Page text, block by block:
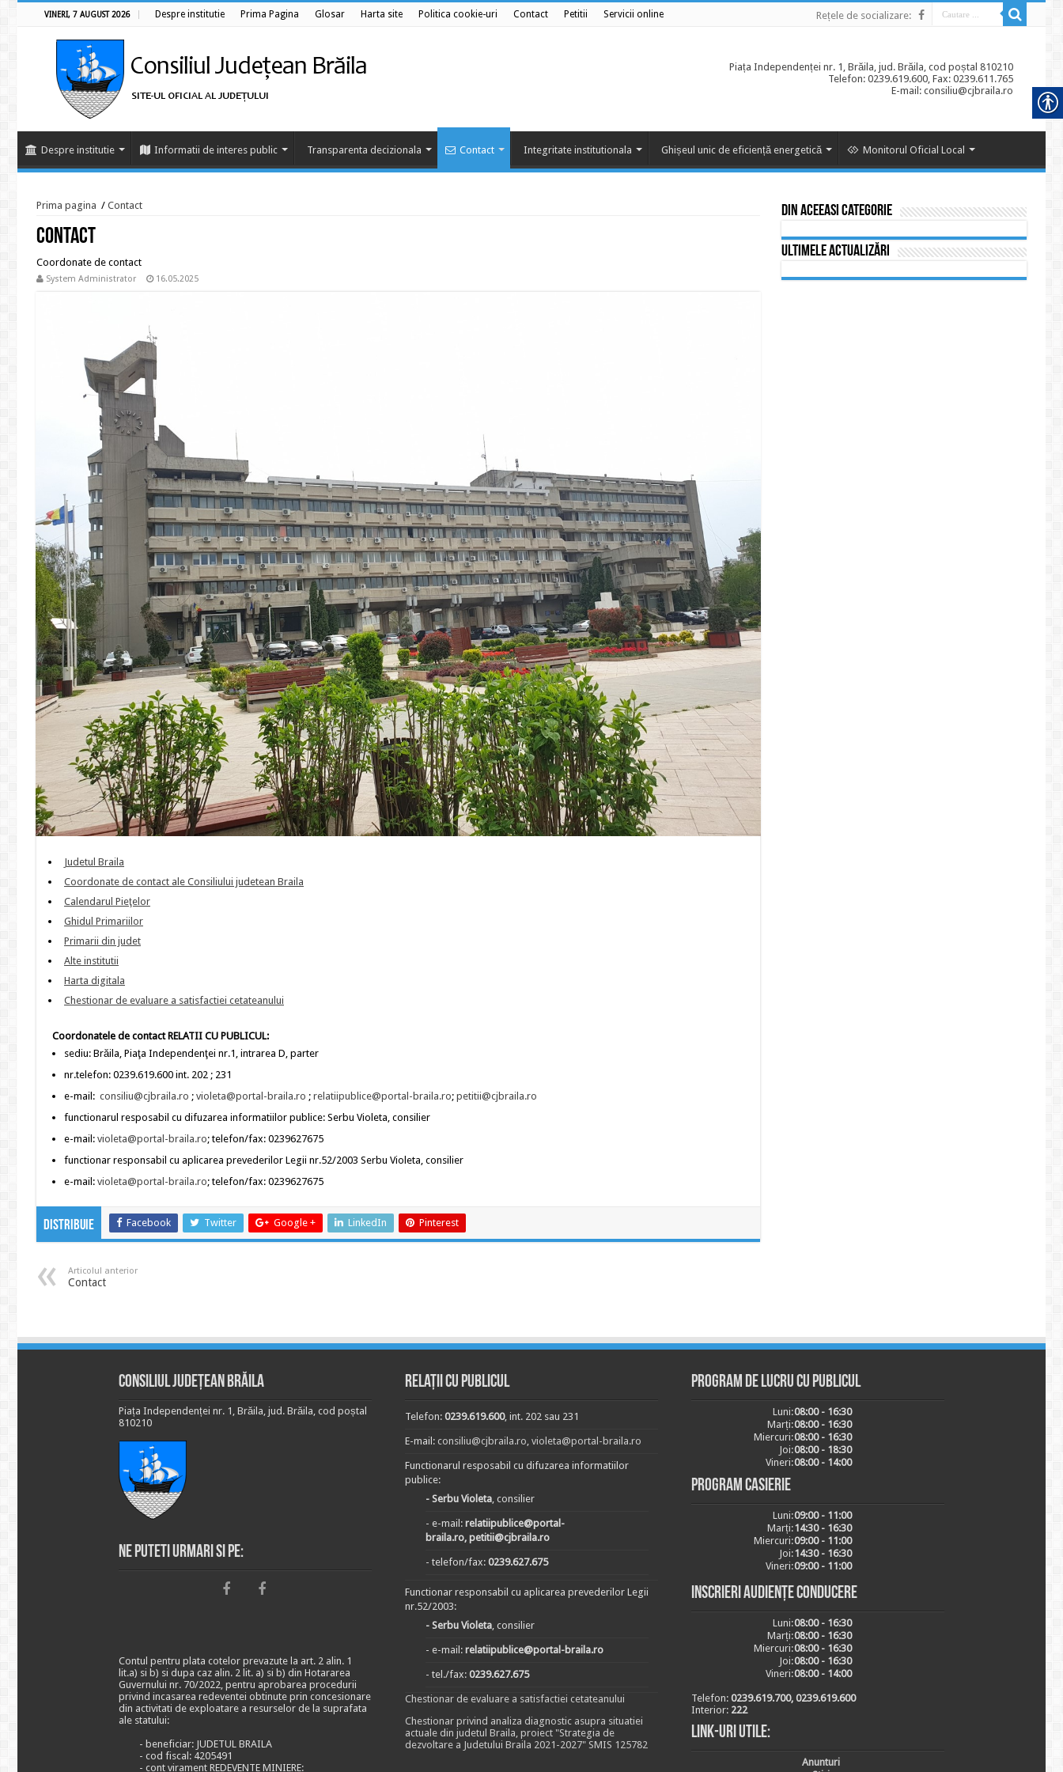
VINERI, 7 AUGUST 2026 Despre institutie Prima Pagina Glosar Harta site Politica cookie-uri Contact Petitii Servicii online Rețele de socializare:
Piața Independenței nr. 1, Brăila, jud. Brăila, cod poștal 810210
Telefon: 0239.619.600, Fax: 0239.611.765
E-mail: consiliu@cjbraila.ro
Despre institutie Informatii de interes public Transparenta decizionala Contact Integritate institutionala Ghișeul unic de eficiență energetică Monitorul Oficial Local
Prima pagina / Contact
Contact
Coordonate de contact
System Administrator 16.05.2025
Judetul Braila
Coordonate de contact ale Consiliului judetean Braila
Calendarul Pieţelor
Ghidul Primariilor
Primarii din judet
Alte institutii
Harta digitala
Chestionar de evaluare a satisfactiei cetateanului
Coordonatele de contact RELATII CU PUBLICUL:
sediu: Brăila, Piaţa Independenţei nr.1, intrarea D, parter
nr.telefon: 0239.619.600 int. 202 ; 231
e-mail: consiliu@cjbraila.ro ; violeta@portal-braila.ro ; relatiipublice@portal-braila.ro; petitii@cjbraila.ro
functionarul resposabil cu difuzarea informatiilor publice: Serbu Violeta, consilier
e-mail: violeta@portal-braila.ro; telefon/fax: 0239627675
functionar responsabil cu aplicarea prevederilor Legii nr.52/2003 Serbu Violeta, consilier
e-mail: violeta@portal-braila.ro; telefon/fax: 0239627675
Distribuie Facebook Twitter Google + LinkedIn Pinterest
Articolul anterior
Contact
Din aceeasi categorie
Ultimele actualizări
Consiliul Județean Brăila
Piața Independenței nr. 1, Brăila, jud. Brăila, cod poștal
810210
Ne puteti urmari si pe:
Contul pentru plata cotelor prevazute la art. 2 alin. 1
lit.a) si b) si dupa caz alin. 2 lit. a) si b) din Hotararea
Guvernului nr. 70/2022, pentru aprobarea procedurii
privind incasarea redeventei obtinute prin concesionare
din activitati de exploatare a resurselor de la suprafata
ale statului:
- beneficiar: JUDETUL BRAILA
- cod fiscal: 4205491
- cont virament REDEVENTE MINIERE:
Relații cu publicul
Telefon: 0239.619.600, int. 202 sau 231
E-mail: consiliu@cjbraila.ro, violeta@portal-braila.ro
Functionarul resposabil cu difuzarea informatiilor
publice:
- Serbu Violeta, consilier
- e-mail: relatiipublice@portal-
braila.ro, petitii@cjbraila.ro
- telefon/fax: 0239.627.675
Functionar responsabil cu aplicarea prevederilor Legii
nr.52/2003:
- Serbu Violeta, consilier
- e-mail: relatiipublice@portal-braila.ro
- tel./fax: 0239.627.675
Chestionar de evaluare a satisfactiei cetateanului
Chestionar privind analiza diagnostic asupra situatiei
actuale din judetul Braila, proiect "Strategia de
dezvoltare a Judetului Braila 2021-2027" SMIS 125782
Program de lucru cu publicul
Luni:08:00 - 16:30
Marți:08:00 - 16:30
Miercuri:08:00 - 16:30
Joi:08:00 - 18:30
Vineri:08:00 - 14:00
Program casierie
Luni:09:00 - 11:00
Marți:14:30 - 16:30
Miercuri:09:00 - 11:00
Joi:14:30 - 16:30
Vineri:09:00 - 11:00
Inscrieri audiențe conducere
Luni:08:00 - 16:30
Marți:08:00 - 16:30
Miercuri:08:00 - 16:30
Joi:08:00 - 16:30
Vineri:08:00 - 14:00
Telefon: 0239.619.700, 0239.619.600
Interior: 222
Link-uri utile:
Anunturi